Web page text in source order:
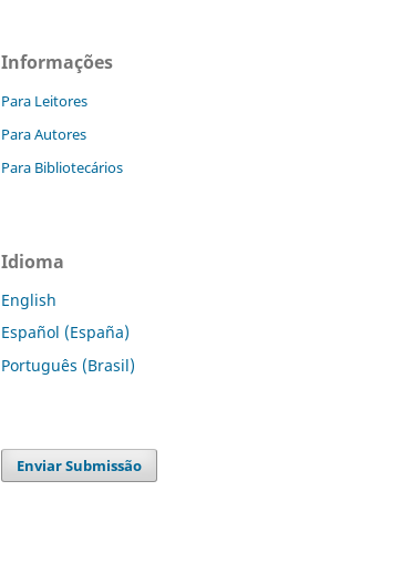
Informações
Para Leitores
Para Autores
Para Bibliotecários
Idioma
English
Español (España)
Português (Brasil)
Enviar Submissão